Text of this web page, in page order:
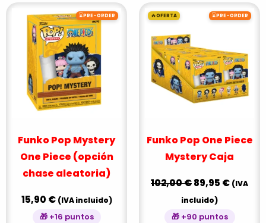
⌛PRE-ORDER
Funko Pop Mystery
One Piece (opción
chase aleatoria)
15,90 € (IVA incluido)
🎁 +16 puntos
🔥OFERTA ⌛PRE-ORDER
Funko Pop One Piece
Mystery Caja
102,00€
precio
102,00 €.
89,95 €
precio
89,95
(IVA
incluido)
🎁 +90 puntos